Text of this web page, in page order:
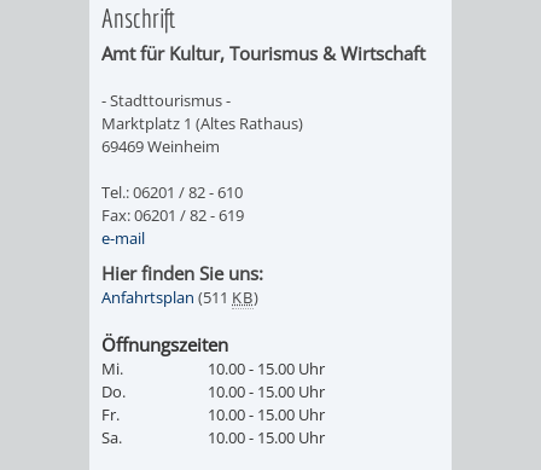
ORGANISATIONEN
RAMAT
GAN
Anschrift
Amt für Kultur, Tourismus & Wirtschaft
- Stadttourismus -
Marktplatz 1 (Altes Rathaus)
69469 Weinheim
Tel.: 06201 / 82 - 610
Fax: 06201 / 82 - 619
e-mail
Hier finden Sie uns:
Anfahrtsplan (511 KB)
Öffnungszeiten
Mi.
10.00 - 15.00 Uhr
Do.
10.00 - 15.00 Uhr
Fr.
10.00 - 15.00 Uhr
Sa.
10.00 - 15.00 Uhr